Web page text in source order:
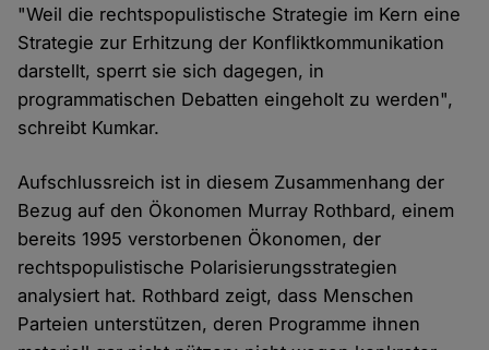
"Weil die rechtspopulistische Strategie im Kern eine
Strategie zur Erhitzung der Konfliktkommunikation
darstellt, sperrt sie sich dagegen, in
programmatischen Debatten eingeholt zu werden",
schreibt Kumkar.
Aufschlussreich ist in diesem Zusammenhang der
Bezug auf den Ökonomen Murray Rothbard, einem
bereits 1995 verstorbenen Ökonomen, der
rechtspopulistische Polarisierungsstrategien
analysiert hat. Rothbard zeigt, dass Menschen
Parteien unterstützen, deren Programme ihnen